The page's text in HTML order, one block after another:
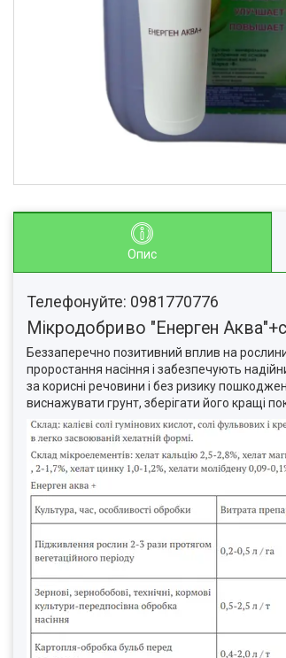
Опис
Телефонуйте: 0981770776
Мікродобриво "Енерген
Беззаперечно позитивний вплив на
проростання насіння і забезпечують
за корисні речовини і без ризику
виснажувати грунт, зберігати його кращі